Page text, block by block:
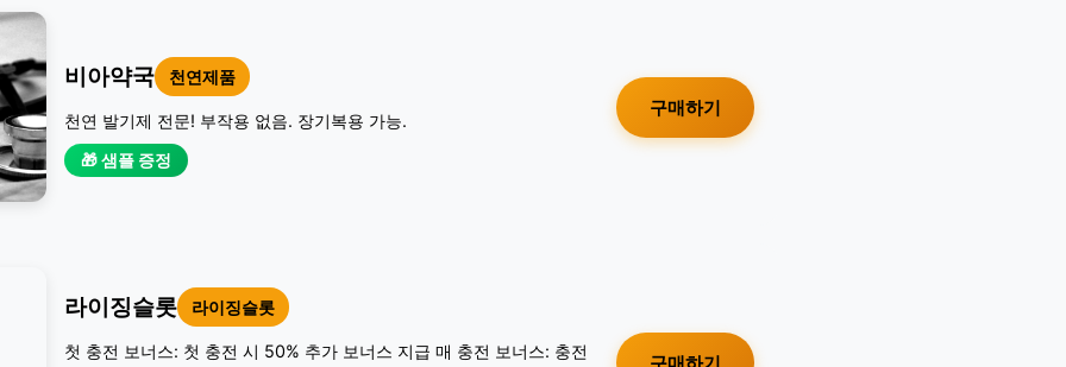
비아약국 천연제품
천연 발기제 전문! 부작용 없음. 장기복용 가능.
🎁 샘플 증정
구매하기
라이징슬롯 라이징슬롯
첫 충전 보너스: 첫 충전 시 50% 추가 보너스 지급 매 충전 보너스: 충전
구매하기